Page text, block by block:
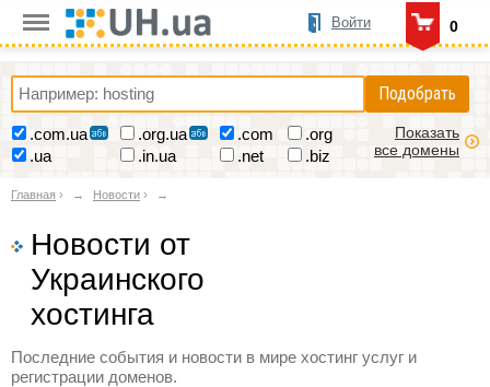
0
Войти
Подобрать
.com.ua .org.ua .com
.org
.ua
.in.ua .net .biz
Показать
все домены
Главная › Новости ›
Новости от
Украинского
хостинга
Последние события и новости в мире хостинг услуг и
регистрации доменов.